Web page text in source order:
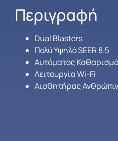
Περιγραφή
Dual Blasters
Πολύ Υψηλό SEER 8.5
Αυτόματος
Λειτουργία Wi-Fi
Αισθητήρας